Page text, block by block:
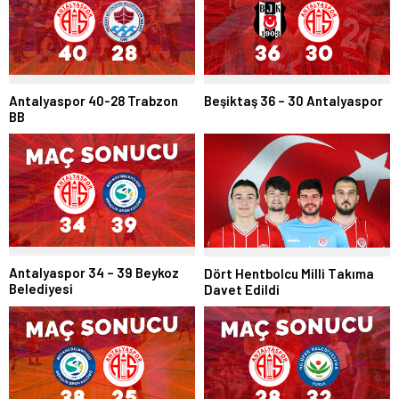
Antalyaspor 40-28 Trabzon
BB
Beşiktaş 36 – 30 Antalyaspor
Antalyaspor 34 – 39 Beykoz
Belediyesi
Dört Hentbolcu Milli Takıma
Davet Edildi